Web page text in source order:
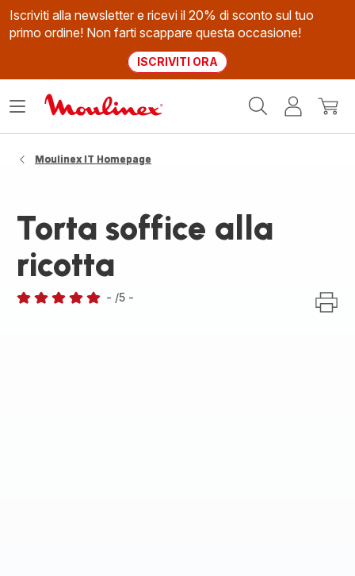
Iscriviti alla newsletter e ricevi il 20% di sconto sul tuo
primo ordine! Non farti scappare questa occasione!
ISCRIVITI ORA
Il
Apri
Moulinex IT Homepage
Torta soffice alla
ricotta
- /5 -